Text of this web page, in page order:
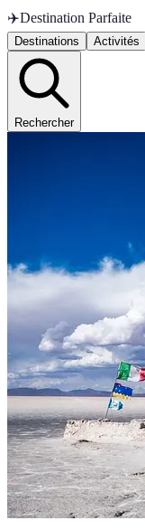
✈️Destination Parfaite
Destinations Activités
Rechercher